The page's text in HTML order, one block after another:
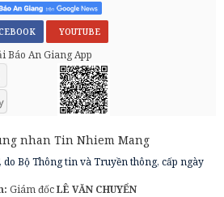
YOUTUBE
Báo An Giang App
do Bộ Thông tin và Truyền thông, cấp ngày
Giám đốcLÊ VĂN CHUYỂN